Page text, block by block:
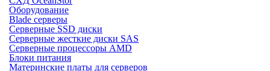
Оборудование
Blade серверы
Серверные SSD диски
Cерверные жесткие диски SAS
Серверные процессоры AMD
Блоки питания
Материнские платы для серверов